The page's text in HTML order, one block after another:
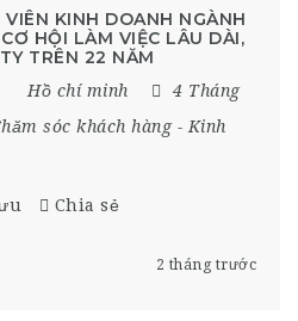
KINH DOANH NGÀNH
HỘI LÀM VIỆC LÂU DÀI,
TRÊN 22 NĂM
Hồ chí minh
4 Tháng
sóc khách hàng- Kinh
Chia sẻ
2 tháng trước